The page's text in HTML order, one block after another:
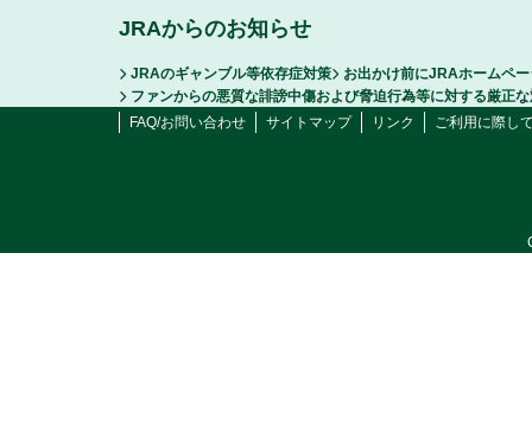
JRAからのお知らせ
JRAのギャンブル等依存症対策
お出かけ前にJRAホームペ
ファンからの悪質な誹謗中傷および脅迫行為等に対する厳正
FAQ/お問い合わせ
サイトマップ リンク ご利用に際し